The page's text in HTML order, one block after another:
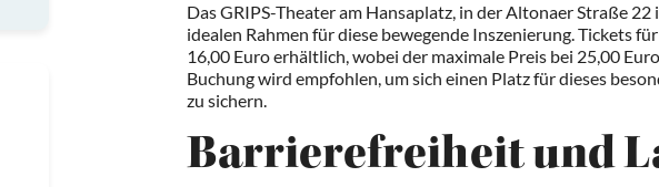
Das GRIPS-Theater am Hansaplatz, in der Altonaer Straße
idealen Rahmen für diese bewegende Inszenierung. Tickets
16,00 Euro erhältlich, wobei der maximale Preis bei 25,00
Buchung wird empfohlen, um sich einen Platz für dieses
zu sichern.
Barrierefreiheit und